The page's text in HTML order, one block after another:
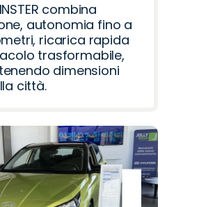
combina
autonomia fino a
ricarica rapida
trasformabile,
dimensioni
città.